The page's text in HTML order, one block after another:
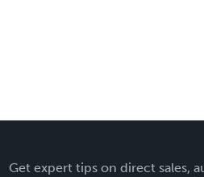
Get expert tips on direct sales,